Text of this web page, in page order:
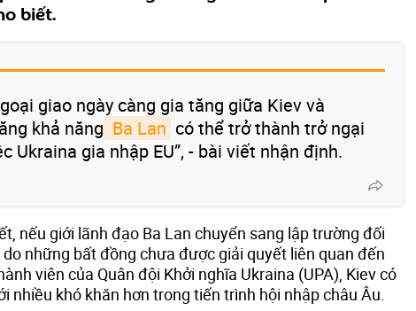
biết.
giao ngày càng gia tăng giữa Kiev và
khả năng Ba Lan có thể trở thành trở ngại
Ukraina gia nhập EU”, - bài viết nhận định.
nếu giới lãnh đạo Ba Lan chuyển sang lập trường đối
những bất đồng chưa được giải quyết liên quan đến
viên của Quân đội Khởi nghĩa Ukraina (UPA), Kiev có
nhiều khó khăn hơn trong tiến trình hội nhập châu Âu.